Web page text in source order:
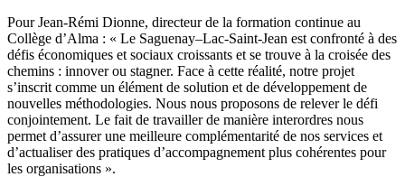
Pour Jean-Rémi Dionne, directeur de la formation continue au
Collège d’Alma : « Le Saguenay–Lac-Saint-Jean est confronté à des
défis économiques et sociaux croissants et se trouve à la croisée des
chemins : innover ou stagner. Face à cette réalité, notre projet
s’inscrit comme un élément de solution et de développement de
nouvelles méthodologies. Nous nous proposons de relever le défi
conjointement. Le fait de travailler de manière interordres nous
permet d’assurer une meilleure complémentarité de nos services et
d’actualiser des pratiques d’accompagnement plus cohérentes pour
les organisations ».